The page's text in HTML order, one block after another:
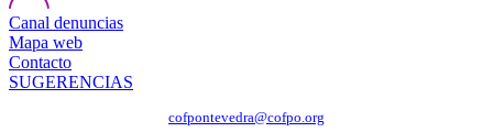
Canal denuncias
Mapa web
Contacto
SUGERENCIAS
cofpontevedra@cofpo.org